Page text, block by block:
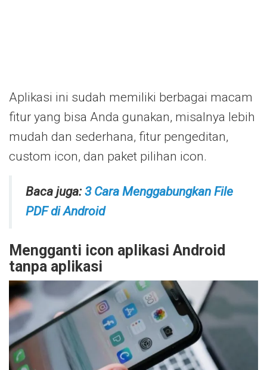
Aplikasi ini sudah memiliki berbagai macam
fitur yang bisa Anda gunakan, misalnya lebih
mudah dan sederhana, fitur pengeditan,
custom icon, dan paket pilihan icon.
Baca juga:3 Cara Menggabungkan File
PDF di Android
Mengganti icon aplikasi Android
tanpa aplikasi